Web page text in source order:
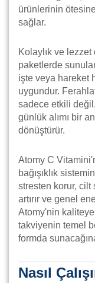
ürünlerinin
sağlar.
Kolaylık ve
paketlerde
işte veya hareket
uygundur.
sadece etkili
günlük alımı bir
dönüştürür.
Atomy C
bağışıklık
stresten korur, cilt
artırır ve genel
Atomy'nin kaliteye
takviyenin temel
formda
Nasıl